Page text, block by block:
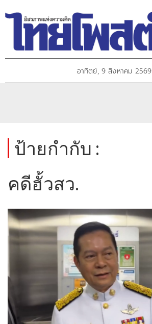
อาทิตย์, 9 สิงหาคม 2569
ป้ายกำกับ :
คดีฮั้วสว.